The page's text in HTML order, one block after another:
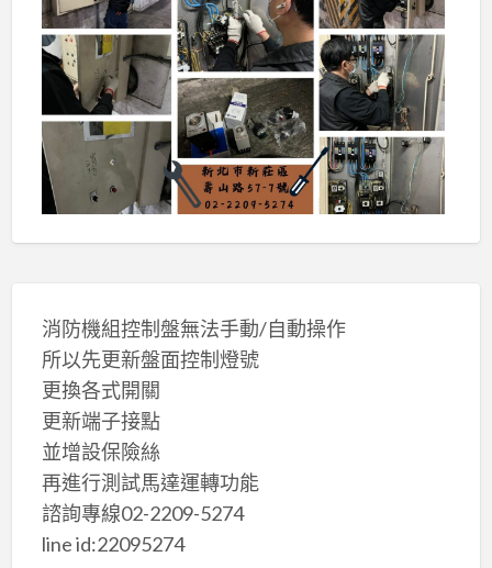
消防機組控制盤無法手動/自動操作
所以先更新盤面控制燈號
更換各式開關
更新端子接點
並增設保險絲
再進行測試馬達運轉功能
諮詢專線02-2209-5274
line id:22095274